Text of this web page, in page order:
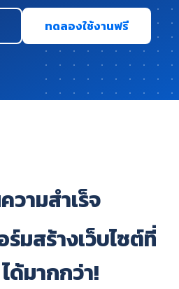
ทดลองใช้งานฟรี
วามสำเร็จ
มสร้างเว็บไซต์ที่
ด้มากกว่า!